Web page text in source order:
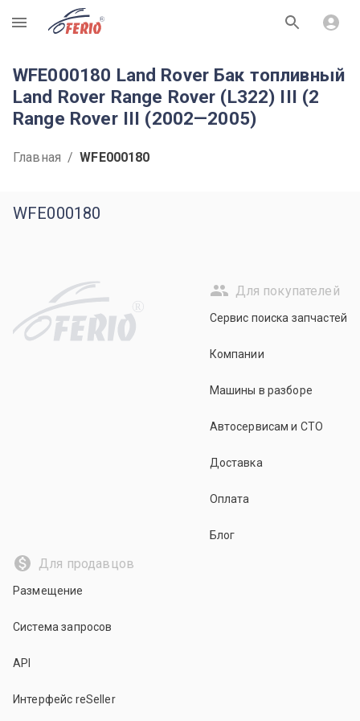
R
WFE000180 Land Rover Бак топливный
Land Rover Range Rover (L322) III (2
Range Rover III (2002—2005)
Главная / WFE000180
WFE000180
R
Для покупателей
Сервис поиска запчастей
Компании
Машины в разборе
Автосервисам и СТО
Доставка
Оплата
Блог
Для продавцов
Размещение
Система запросов
API
Интерфейс reSeller